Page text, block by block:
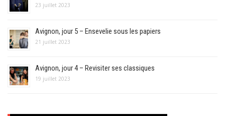
23 juillet 2023
Avignon, jour 5 – Ensevelie sous les papiers
21 juillet 2023
Avignon, jour 4 – Revisiter ses classiques
19 juillet 2023